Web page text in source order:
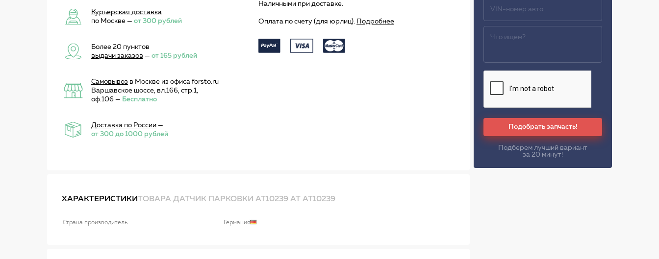
Курьерская доставка
по Москве — от 300 рублей
Более 20 пунктов
выдачи заказов — от 165 рублей
Самовывоз в Москве из офиса forsto.ru
Варшавское шоссе, вл.166, стр.1,
оф.106 — Бесплатно
Доставка по России —
от 300 до 1000 рублей
Наличными при доставке.
Оплата по счету (для юрлиц). Подробнее
ХАРАКТЕРИСТИКИТОВАРА ДАТЧИК ПАРКОВКИ AT10239 AT AT10239
Страна производитель Германия
Подобрать запчасть!
Подберем лучший вариант
за 20 минут!